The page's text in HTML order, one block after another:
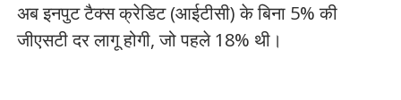
अब इनपुट टैक्स क्रेडिट (आईटीसी) के बिना 5% की
जीएसटी दर लागू होगी, जो पहले 18% थी।